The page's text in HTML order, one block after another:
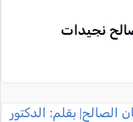
نجيدات